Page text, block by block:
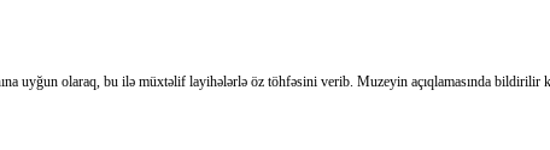
uyğun olaraq, bu ilə müxtəlif layihələrlə öz töhfəsini verib. Muzeyin açıqlamasında